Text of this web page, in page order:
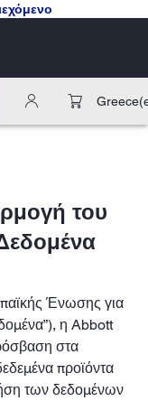
Greece
του
Ένωσης για
η Abbott
στα
προϊόντα
των δεδομένων